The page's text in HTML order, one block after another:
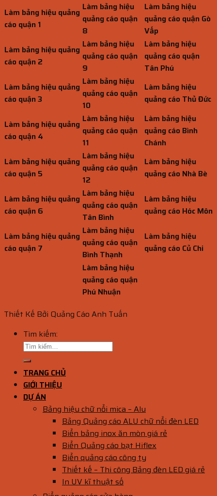
Làm bảng hiệu quảng
cáo quận 1
Làm bảng hiệu
quảng cáo quận
8
Làm bảng hiệu
quảng cáo quận Gò
Vấp
Làm bảng hiệu quảng
cáo quận 2
Làm bảng hiệu
quảng cáo quận
9
Làm bảng hiệu
quảng cáo quận
Tân Phú
Làm bảng hiệu quảng
cáo quận 3
Làm bảng hiệu
quảng cáo quận
10
Làm bảng hiệu
quảng cáo Thủ Đức
Làm bảng hiệu quảng
cáo quận 4
Làm bảng hiệu
quảng cáo quận
11
Làm bảng hiệu
quảng cáo Bình
Chánh
Làm bảng hiệu quảng
cáo quận 5
Làm bảng hiệu
quảng cáo quận
12
Làm bảng hiệu
quảng cáo Nhà Bè
Làm bảng hiệu quảng
cáo quận 6
Làm bảng hiệu
quảng cáo quận
Tân Bình
Làm bảng hiệu
quảng cáo Hóc Môn
Làm bảng hiệu quảng
cáo quận 7
Làm bảng hiệu
quảng cáo quận
Bình Thạnh
Làm bảng hiệu
quảng cáo Củ Chi
Làm bảng hiệu
quảng cáo quận
Phú Nhuận
Thiết Kế Bởi Quảng Cáo Anh Tuấn
Tìm kiếm:
TRANG CHỦ
GIỚI THIỆU
DỰ ÁN
Bảng hiệu chữ nổi mica – Alu
Bảng Quảng cáo ALU chữ nổi đèn LED
Biển bảng inox ăn mòn giá rẻ
Biển Quảng cáo bạt Hiflex
Biển quảng cáo công ty
Thiết kế – Thi công Bảng đèn LED giá rẻ
In UV kĩ thuật số